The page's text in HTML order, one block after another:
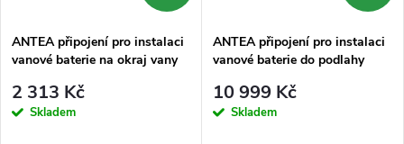
ANTEA připojení pro instalaci
vanové baterie na okraj vany
2 313 Kč
Skladem
ANTEA připojení pro instalaci
vanové baterie do podlahy
10 999 Kč
Skladem